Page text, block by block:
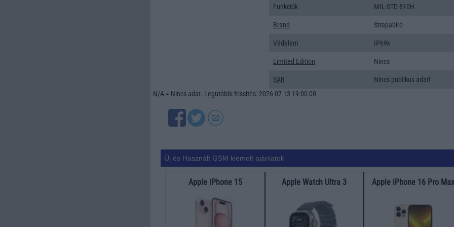
Funkciók MIL-STD-810H
Brand Strapabíró
Védelem IP69k
Limited Edition Nincs
SAR
Nincs publikus adat!
N/A = Nincs adat. Legutóbbi frissítés: 2026-07-13 19:00:00
Új és Használt GSM kiemelt ajánlatok
Apple iPhone 15 Apple Watch Ultra 3 Apple iPhone 16 Pro